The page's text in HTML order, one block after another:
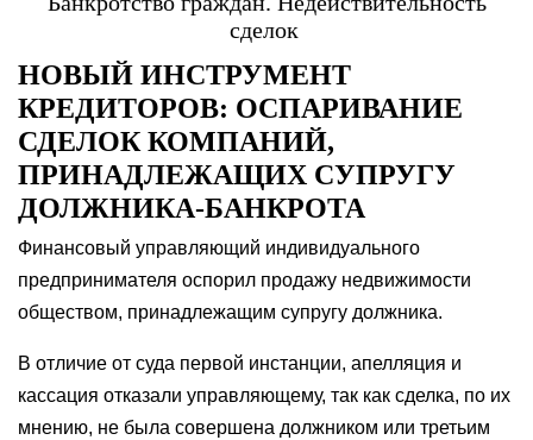
сделок
НОВЫЙ ИНСТРУМЕНТ
КРЕДИТОРОВ: ОСПАРИВАНИЕ
СДЕЛОК КОМПАНИЙ,
ПРИНАДЛЕЖАЩИХ СУПРУГУ
ДОЛЖНИКА-БАНКРОТА
Финансовый управляющий индивидуального
предпринимателя оспорил продажу недвижимости
обществом, принадлежащим супругу должника.
В отличие от суда первой инстанции, апелляция и
кассация отказали управляющему, так как сделка, по их
мнению, не была совершена должником или третьим